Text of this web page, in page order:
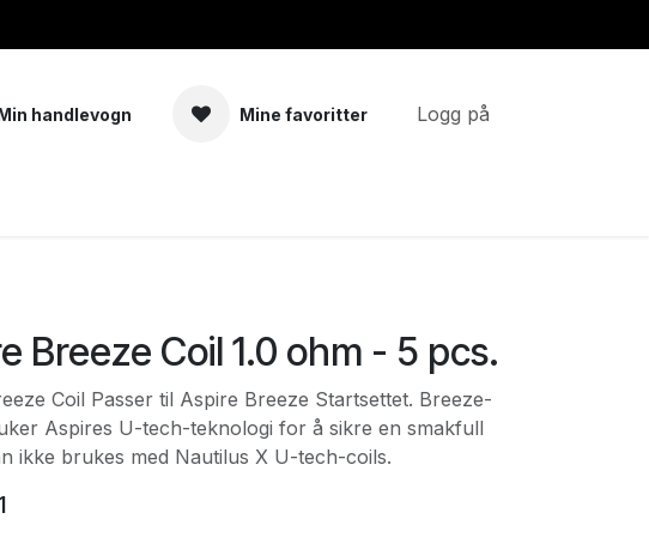
handlevogn Mine favoritter Logg på
Breeze Coil 1.0 ohm - 5 pcs.
Coil Passer til Aspire Breeze Startsettet. Breeze-
Aspires U-tech-teknologi for å sikre en smakfull
ikke brukes med Nautilus X U-tech-coils.